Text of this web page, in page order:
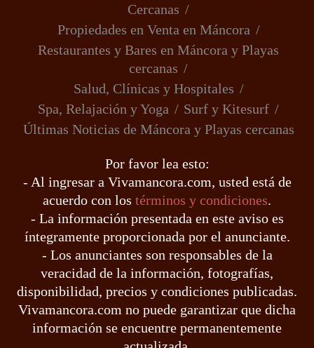
Cercanas
Propiedades en Venta en Máncora
Restaurantes y Bares en Máncora y Playas
cercanas
Salud, Clínicas y Hospitales
Spa, Relajación y Yoga
Surf y Kitesurf
Últimas Noticias de Máncora y Playas cercanas
Por favor lea esto:
- Al ingresar a Vivamancora.com, usted está de
acuerdo con los términos y condiciones.
- La información presentada en este aviso es
íntegramente proporcionada por el anunciante.
- Los anunciantes son responsables de la
veracidad de la información, fotografías,
disponibilidad, precios y condiciones publicadas.
Vivamancora.com no puede garantizar que dicha
información se encuentre permanentemente